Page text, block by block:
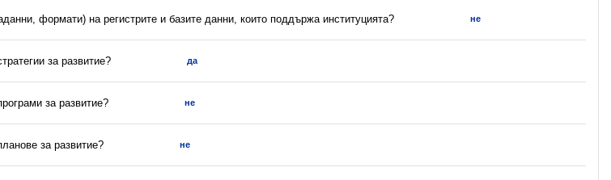
формати) на регистрите и базите данни, които поддържа институцията? не
за развитие? да
за развитие? не
за развитие? не